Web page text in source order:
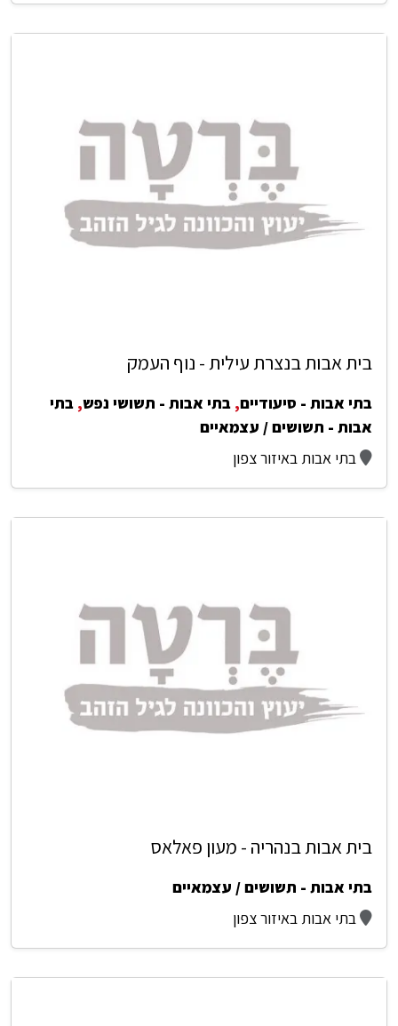
בית אבות בנצרת עילית - נוף העמק
בתי אבות - סיעודיים, בתי אבות - תשושי נפש, בתי
אבות - תשושים / עצמאיים
בתי אבות באיזור צפון
בית אבות בנהריה - מעון פאלאס
בתי אבות - תשושים / עצמאיים
בתי אבות באיזור צפון